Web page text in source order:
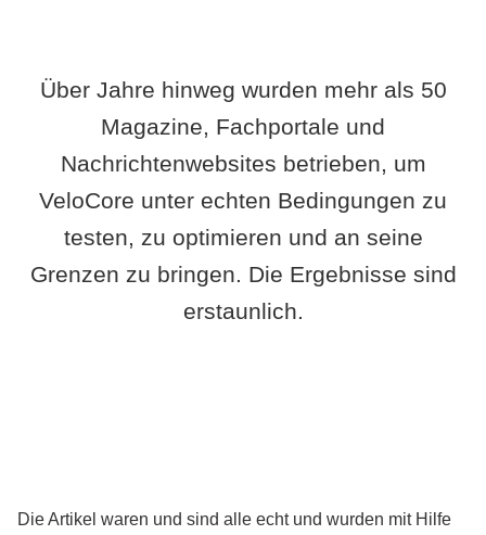
Über Jahre hinweg wurden mehr als 50
Magazine, Fachportale und
Nachrichtenwebsites betrieben, um
VeloCore unter echten Bedingungen zu
testen, zu optimieren und an seine
Grenzen zu bringen. Die Ergebnisse sind
erstaunlich.
Die Artikel waren und sind alle echt und wurden mit Hilfe